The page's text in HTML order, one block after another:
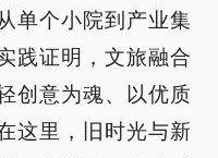
单个小院到产业集
践证明，文旅融合
创意为魂、以优质
这里，旧时光与新